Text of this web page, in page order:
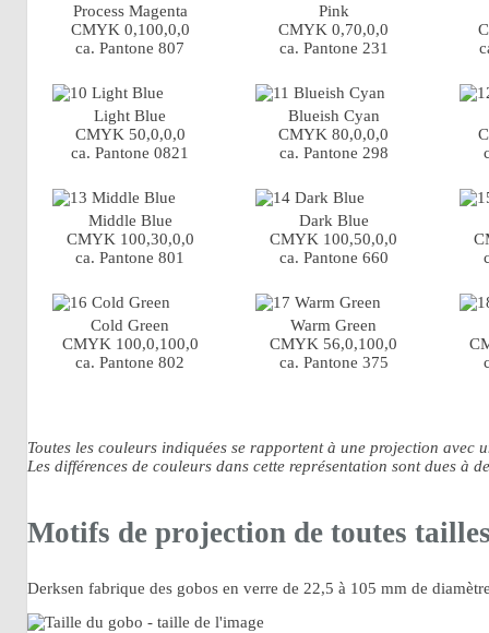
Process Magenta
CMYK 0,100,0,0
ca. Pantone 807
Pink
CMYK 0,70,0,0
ca. Pantone 231
Light Blue
CMYK 50,0,0,0
ca. Pantone 0821
Blueish Cyan
CMYK 80,0,0,0
ca. Pantone 298
Middle Blue
CMYK 100,30,0,0
ca. Pantone 801
Dark Blue
CMYK 100,50,0,0
ca. Pantone 660
Cold Green
CMYK 100,0,100,0
ca. Pantone 802
Warm Green
CMYK 56,0,100,0
ca. Pantone 375
Toutes les couleurs indiquées se rapportent à une projection
Les différences de couleurs dans cette représentation sont dues à
Motifs de projection de toutes
Derksen fabrique des gobos en verre de 22,5 à 105 mm de